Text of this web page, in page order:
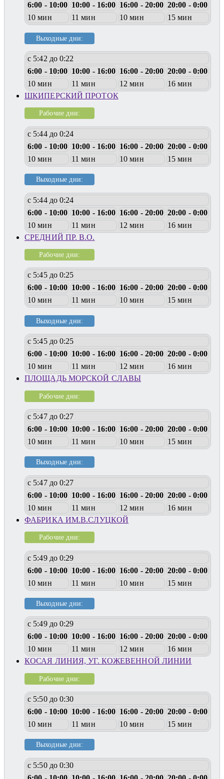
6:00 - 10:00 10:00 - 16:00 16:00 - 20:00 20:00 - 0:00
10 мин
11 мин 10 мин 15 мин
Выходные дни:
с 5:42 до 0:22
6:00 - 10:00 10:00 - 16:00 16:00 - 20:00 20:00 - 0:00
10 мин
11 мин 12 мин
16 мин
ШКИПЕРСКИЙ ПРОТОК
Рабочие дни:
с 5:44 до 0:24
6:00 - 10:00 10:00 - 16:00 16:00 - 20:00 20:00 - 0:00
10 мин
11 мин 10 мин 15 мин
Выходные дни:
с 5:44 до 0:24
6:00 - 10:00 10:00 - 16:00 16:00 - 20:00 20:00 - 0:00
10 мин
11 мин 12 мин
16 мин
СРЕДНИЙ ПР. В.О.
Рабочие дни:
с 5:45 до 0:25
6:00 - 10:00 10:00 - 16:00 16:00 - 20:00 20:00 - 0:00
10 мин
11 мин 10 мин 15 мин
Выходные дни:
с 5:45 до 0:25
6:00 - 10:00 10:00 - 16:00 16:00 - 20:00 20:00 - 0:00
10 мин
11 мин 12 мин
16 мин
ПЛОЩАДЬ МОРСКОЙ СЛАВЫ
Рабочие дни:
с 5:47 до 0:27
6:00 - 10:00 10:00 - 16:00 16:00 - 20:00 20:00 - 0:00
10 мин
11 мин 10 мин 15 мин
Выходные дни:
с 5:47 до 0:27
6:00 - 10:00 10:00 - 16:00 16:00 - 20:00 20:00 - 0:00
10 мин
11 мин 12 мин
16 мин
ФАБРИКА ИМ.В.СЛУЦКОЙ
Рабочие дни:
с 5:49 до 0:29
6:00 - 10:00 10:00 - 16:00 16:00 - 20:00 20:00 - 0:00
10 мин
11 мин 10 мин 15 мин
Выходные дни:
с 5:49 до 0:29
6:00 - 10:00 10:00 - 16:00 16:00 - 20:00 20:00 - 0:00
10 мин
11 мин 12 мин
16 мин
КОСАЯ ЛИНИЯ, УГ. КОЖЕВЕННОЙ ЛИНИИ
Рабочие дни:
с 5:50 до 0:30
6:00 - 10:00 10:00 - 16:00 16:00 - 20:00 20:00 - 0:00
10 мин
11 мин 10 мин 15 мин
Выходные дни:
с 5:50 до 0:30